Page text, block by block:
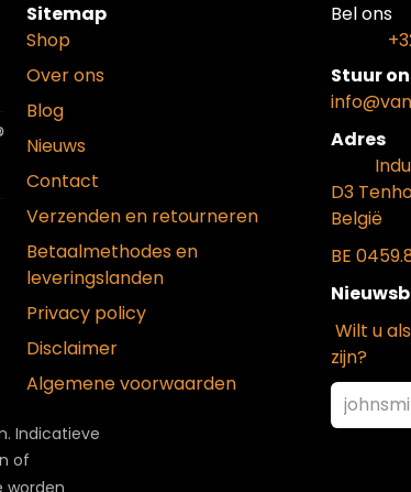
Sitemap
Shop
Over ons
Blog
Nieuws
Contact
Verzenden en retourneren
Betaalmethodes en
leveringslanden
Privacy policy
Disclaimer
Algemene voorwaarden
Bel ons​
Stuur
Adr​es
D3
België
BE
Wilt u
zijn?
Indicatieve
of
worden